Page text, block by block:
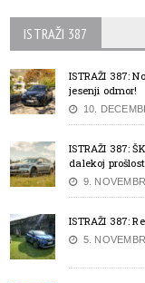
ISTRAŽI 387
ISTRAŽI 387:
jesenji odmor!
10.
ISTRAŽI 387:
dalekoj
9.
ISTRAŽI 387:
5.